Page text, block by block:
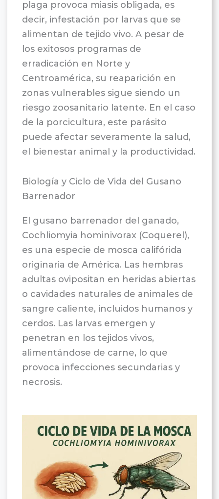
plaga provoca miasis obligada, es
decir, infestación por larvas que se
alimentan de tejido vivo. A pesar de
los exitosos programas de
erradicación en Norte y
Centroamérica, su reaparición en
zonas vulnerables sigue siendo un
riesgo zoosanitario latente. En el caso
de la porcicultura, este parásito
puede afectar severamente la salud,
el bienestar animal y la productividad.
Biología y Ciclo de Vida del Gusano
Barrenador
El gusano barrenador del ganado,
Cochliomyia hominivorax (Coquerel),
es una especie de mosca califórida
originaria de América. Las hembras
adultas ovipositan en heridas abiertas
o cavidades naturales de animales de
sangre caliente, incluidos humanos y
cerdos. Las larvas emergen y
penetran en los tejidos vivos,
alimentándose de carne, lo que
provoca infecciones secundarias y
necrosis.